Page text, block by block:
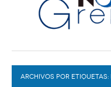
LAGUNA
TORREÓN
GÓMEZ PALACIO
LERDO
COAHUILA
DURANGO
DEPORTES
ARCHIVOS POR ETIQUETAS: